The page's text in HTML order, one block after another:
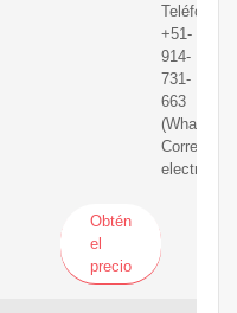
Teléfono
+51-
914-
731-
663
Correo
electrónico
Obtén
el
precio